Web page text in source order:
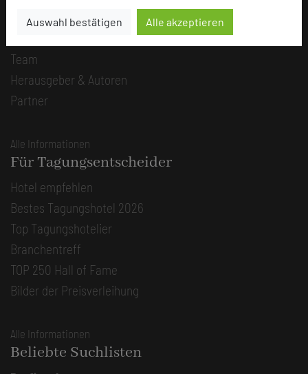
Auswahl bestätigen Alle akzeptieren
Mission
Team
Herausgeber & Autoren
Partner
Alle Informationen
Für Tagungsentscheider
Hotel empfehlen
Bestes Tagungshotel 2026
Top Tagungshotelier
Branchentreff
TOP 250 Hall of Fame
Bilder der Preisverleihung
Alle Informationen
Beliebte Suchlisten